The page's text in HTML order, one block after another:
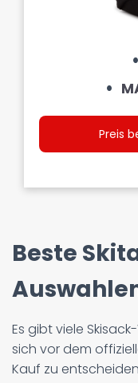
Preis
Beste
Es gibt viele
sich vor dem
Kauf zu